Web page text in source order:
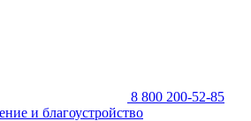
8 800 200-52-85
и благоустройство